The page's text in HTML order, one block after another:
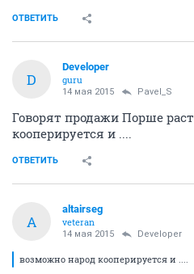
ОТВЕТИТЬ
D
Developer
guru
14 мая 2015 Pavel_S
Говорят продажи Порше
кооперируется и ....
ОТВЕТИТЬ
A
altairseg
veteran
14 мая 2015 Developer
возможно народ кооперируется и ....